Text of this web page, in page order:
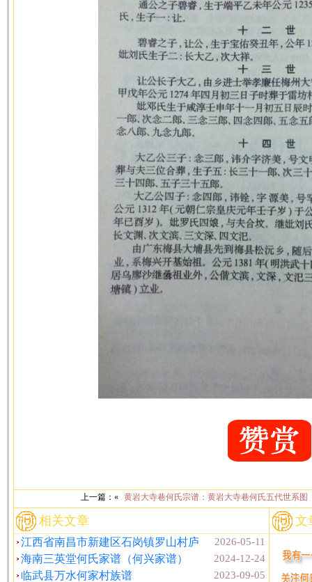
上一篇：« 黄岩大寺巷何氏宗谱：黄岩大寺巷何氏五代世系图
相关文章
2026-05-11
江西省南昌市新建区石岗镇罗山村庐
2024-12-24
海南三英堂何氏家谱（何兴家谱）
2023-09-05
临武县万水何家村族谱
文